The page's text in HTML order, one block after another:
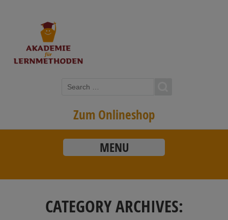
Zum Onlineshop
MENU
CATEGORY ARCHIVES: